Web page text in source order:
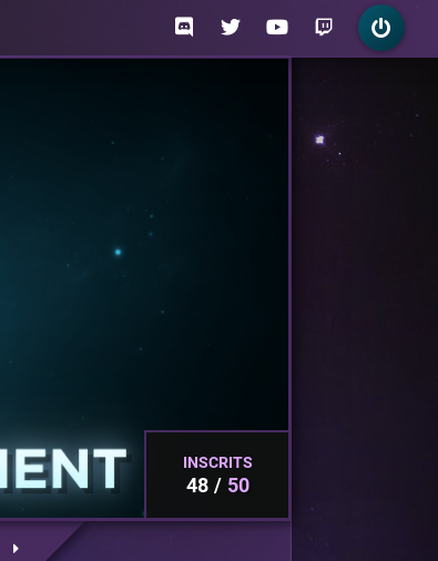
INSCRITS
48 50